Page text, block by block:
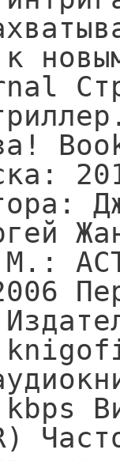
к
М.: